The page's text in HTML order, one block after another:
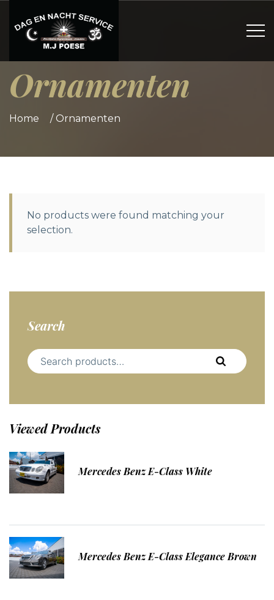
Ornamenten
Home /Ornamenten
No products were found matching your
selection.
Search
S
e
h
o
r
:
Viewed Products
Mercedes Benz E-Class White
Mercedes Benz E-Class Elegance Brown